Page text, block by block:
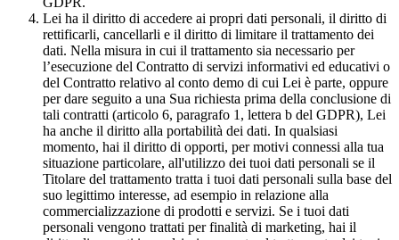
Lei ha il diritto di accedere ai propri dati personali, il diritto di
rettificarli, cancellarli e il diritto di limitare il trattamento dei
dati. Nella misura in cui il trattamento sia necessario per
l’esecuzione del Contratto di servizi informativi ed educativi o
del Contratto relativo al conto demo di cui Lei è parte, oppure
per dare seguito a una Sua richiesta prima della conclusione di
tali contratti (articolo 6, paragrafo 1, lettera b del GDPR), Lei
ha anche il diritto alla portabilità dei dati. In qualsiasi
momento, hai il diritto di opporti, per motivi connessi alla tua
situazione particolare, all'utilizzo dei tuoi dati personali se il
Titolare del trattamento tratta i tuoi dati personali sulla base del
suo legittimo interesse, ad esempio in relazione alla
commercializzazione di prodotti e servizi. Se i tuoi dati
personali vengono trattati per finalità di marketing, hai il